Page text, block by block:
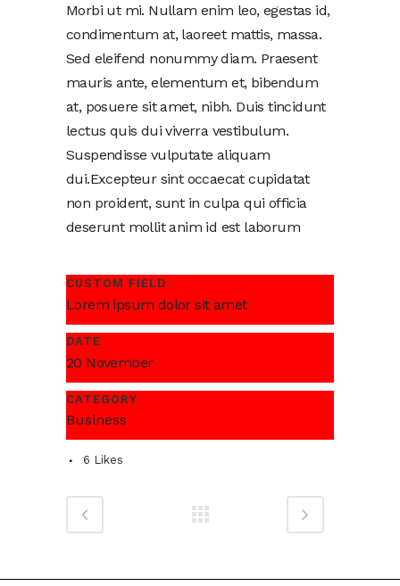
Morbi ut mi. Nullam enim leo, egestas id,
condimentum at, laoreet mattis, massa.
Sed eleifend nonummy diam. Praesent
mauris ante, elementum et, bibendum
at, posuere sit amet, nibh. Duis tincidunt
lectus quis dui viverra vestibulum.
Suspendisse vulputate aliquam
dui.Excepteur sint occaecat cupidatat
non proident, sunt in culpa qui officia
deserunt mollit anim id est laborum
CUSTOM FIELD
Lorem ipsum dolor sit amet
DATE
20 November
CATEGORY
Business
6 Likes